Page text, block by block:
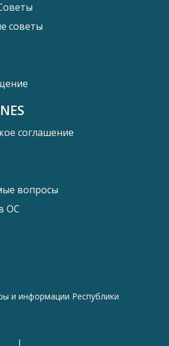
советы
соглашение
вопросы
ОС
и информации Республики